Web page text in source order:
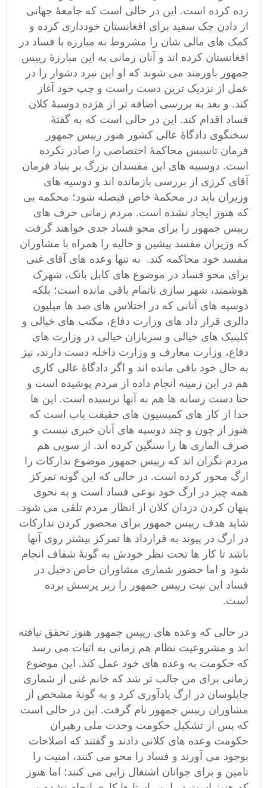
زده کرده است. این در حالی است که جامعۀ جهانی
از دادن چک سفید برای افغانستان خودداری کرده و
کمک های مالی شان را مشروط به مبارزه با فساد در
افغانستان کرده اند و آنان زمانی به این مبارزۀ رییس
جمهور باورمند می شوند که او این نبرد دشوار را در
عمل از نزدیک ترین دست راست و چپ خود آغاز
کند. و بعد به بررسی اضافه تر از هژده دوسبۀ کلان
فساد اقدام کند. این در حالی است که به گفتۀ
سخنگوی دادگاۀ عالی کشور هنوز رییس جمهور
فرمان تاسبس محاکمۀ اختصاصی را صادر نکرده
است. دوسییه های این مفسدان بزرگ بر بنیاد فرمان
آقای کرزی از بررسی بازمانده اند و دوسیه های
وزیران باید در محکمۀ خاص فیصله شود؛ محکمه یی
که هنوز ایجاد نشده است. مردم زمانی حرف های
رییس جمهور را برای محو فساد جدی خواهند گرفت
که وزیران مفسد پیشین و حالیه را همراه با مشاوران
مفسد خود محاکمه کند. نه تنها وعده های آقای غنی
برای محو فساد در موضوع های کابل بانک، شهرک
هوشمند، شهر سازی ناتمام باقی مانده است؛ بلکه
دوسیه های آنانی که در اختلاس های صد ها میلیون
دالری قرار داد های وزارت دفاع، مکتب های خیالی و
کلینیک های خیالی و سربازان خیالی در وزارت های
دفاع، وزارت معارف و وزارت داخله دست دارند، نیز
به حال خود باقی مانده اند و اگر دادگاۀ عالی کاری
هم در این زمینه انجام داده از مردم پوشیده است و
حتا دست رسانه ها هم به آنها نرسیده است. این ها
حدا از کار های کمیسیون های حقیقت یاب است که
هنوز از چون و چند دوسیه های آنان خبری نیست و
صرف الماری ها را سنگین کرده اند. از سویی هم
مردم نگران اند که رییس جمهور موضوع تدارکات را
ارگ محور کرده است. در حالی که این گونه تمرکز
همه چیز در ارگ خود نوعی فساد است و به نحوی
پنهان کردن دزدان کلان از انظار مردم تلقی می شود.
شاید هدف رییس جمهور برای محصور کردن تدارکات
در ارگ در پیوند به قرارداد ها تمرکز بیشتر روی آنها
باشد تا کار ها تحت نظر خودش به گونۀ شفاف انجام
شود و اما حضور شماری مشاوران خاص دخیل در
فساد این نیت رییس جمهور را زیر پرسش برده
است.
در حالی که وعده های رییس جمهور هنوز تحقق نیافته
اند و مشروعیت نظام هم زمانی به اثبات می رسد
که حکومت به وعده های خود عمل کنذ. این موضوع
زمانی برای من جالب تر شد که خانم غنی از شماری
چاپلوسان در ارگ یادآوری کرد و به گونۀ مشخص از
مشاوران رییس جمهور نام گرفت. این در حالی است
که پس از تشکیل حکومت وحدت ملی رهبران
حکومت وعده های کلانی دادند و گفتند که اصلاحات
بوجود می آورند و فساد را محو می کنند، امنیت را
تامین و برای جوانان اشتغال زایی می کنند؛ اما هنوز